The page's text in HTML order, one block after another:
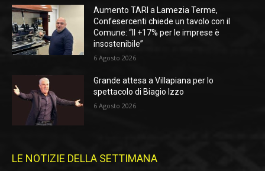
Aumento TARI a Lamezia Terme,
Confesercenti chiede un tavolo con il
Comune: “Il +17% per le imprese è
insostenibile”
6 Agosto 2026
Grande attesa a Villapiana per lo
spettacolo di Biagio Izzo
6 Agosto 2026
LE NOTIZIE DELLA SETTIMANA